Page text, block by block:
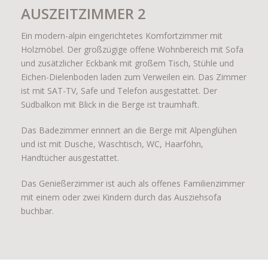
AUSZEITZIMMER 2
Ein modern-alpin eingerichtetes Komfortzimmer mit
Holzmöbel. Der großzügige offene Wohnbereich mit Sofa
und zusätzlicher Eckbank mit großem Tisch, Stühle und
Eichen-Dielenboden laden zum Verweilen ein. Das Zimmer
ist mit SAT-TV, Safe und Telefon ausgestattet. Der
Südbalkon mit Blick in die Berge ist traumhaft.
Das Badezimmer erinnert an die Berge mit Alpenglühen
und ist mit Dusche, Waschtisch, WC, Haarföhn,
Handtücher ausgestattet.
Das Genießerzimmer ist auch als offenes Familienzimmer
mit einem oder zwei Kindern durch das Ausziehsofa
buchbar.